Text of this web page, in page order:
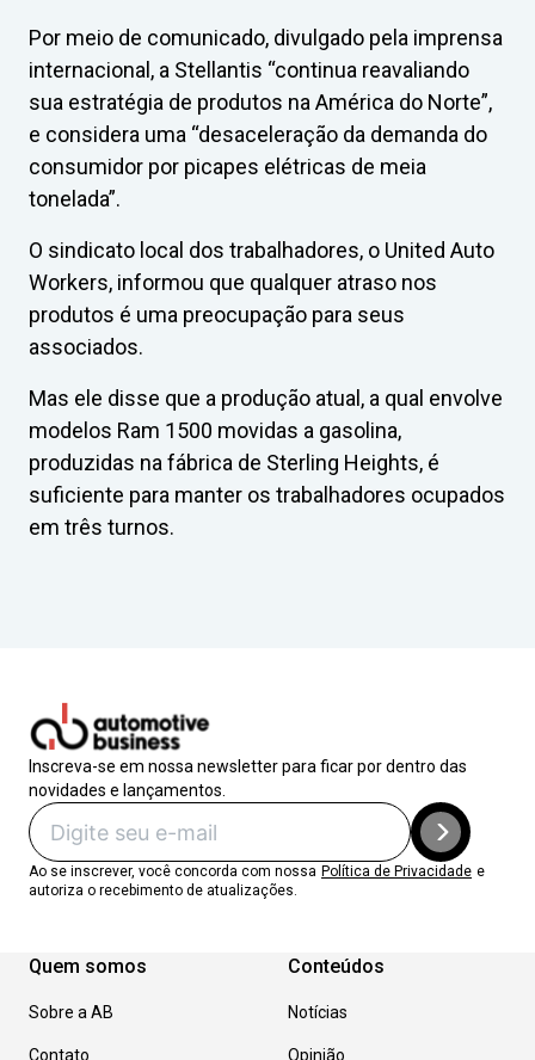
Por meio de comunicado, divulgado pela imprensa
internacional, a Stellantis “continua reavaliando
sua estratégia de produtos na América do Norte”,
e considera uma “desaceleração da demanda do
consumidor por picapes elétricas de meia
tonelada”.
O sindicato local dos trabalhadores, o United Auto
Workers, informou que qualquer atraso nos
produtos é uma preocupação para seus
associados.
Mas ele disse que a produção atual, a qual envolve
modelos Ram 1500 movidas a gasolina,
produzidas na fábrica de Sterling Heights, é
suficiente para manter os trabalhadores ocupados
em três turnos.
Inscreva-se em nossa newsletter para ficar por dentro das
novidades e lançamentos.
Ao se inscrever, você concorda com nossa Política de Privacidade e
autoriza o recebimento de atualizações.
Quem somos
Sobre a AB
Contato
Conteúdos
Notícias
Opinião